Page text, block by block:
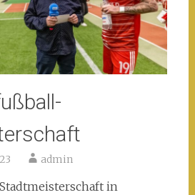
admin
in